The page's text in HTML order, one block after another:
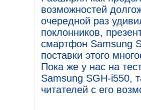
возможностей
очередной раз
поклонников,
смартфон Samsung
поставки этого
Пока же у нас на
Samsung SGH-i550,
читателей с его